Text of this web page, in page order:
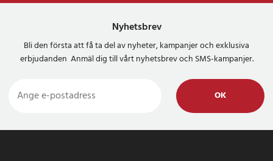
Nyhetsbrev
Bli den första att få ta del av nyheter, kampanjer och exklusiva
erbjudanden Anmäl dig till vårt nyhetsbrev och SMS-kampanjer.
OK